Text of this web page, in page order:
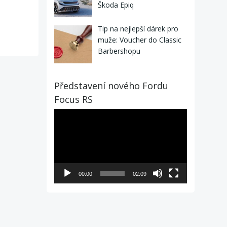
Škoda Epiq
Tip na nejlepší dárek pro
muže: Voucher do Classic
Barbershopu
Představení nového Fordu
Focus RS
00:00 02:09